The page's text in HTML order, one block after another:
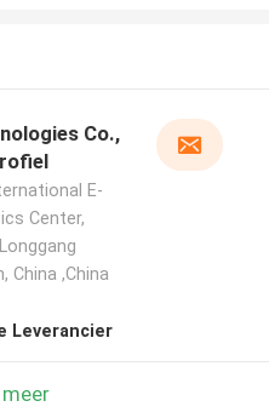
Co.,
E-
Center,
China ,China
Leverancier
meer